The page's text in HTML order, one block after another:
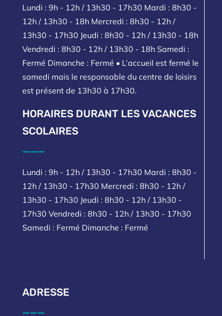
Lundi : 9h - 12h / 13h30 - 17h30 Mardi : 8h30 -
12h / 13h30 - 18h Mercredi : 8h30 - 12h /
13h30 - 17h30 Jeudi : 8h30 - 12h / 13h30 - 18h
Vendredi : 8h30 - 12h / 13h30 - 18h Samedi :
Fermé Dimanche : Fermé • L’accueil est fermé le
samedi mais le responsable du centre de loisirs
est présent de 13h30 à 17h30.
HORAIRES DURANT LES VACANCES
SCOLAIRES
___
Lundi : 9h - 12h / 13h30 - 17h30 Mardi : 8h30 -
12h / 13h30 - 17h30 Mercredi : 8h30 - 12h /
13h30 - 17h30 Jeudi : 8h30 - 12h / 13h30 -
17h30 Vendredi : 8h30 - 12h / 13h30 - 17h30
Samedi : Fermé Dimanche : Fermé
ADRESSE
___